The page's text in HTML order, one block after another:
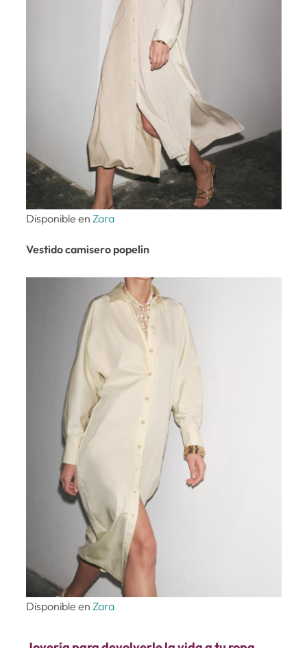
Disponible en Zara
Vestido camisero popelín
Disponible en Zara